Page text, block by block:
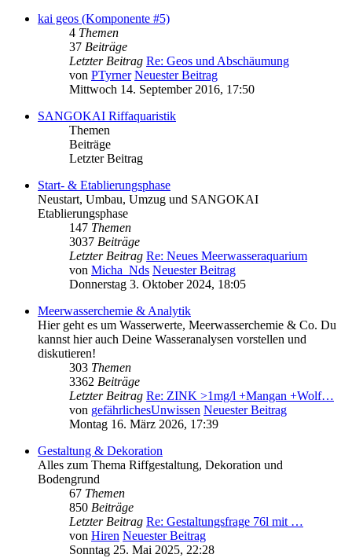
kai geos (Komponente #5)
4 Themen
37 Beiträge
Letzter Beitrag Re: Geos und Abschäumung
von PTyrner Neuester Beitrag
Mittwoch 14. September 2016, 17:50
SANGOKAI Riffaquaristik
Themen
Beiträge
Letzter Beitrag
Start- & Etablierungsphase
Neustart, Umbau, Umzug und SANGOKAI
Etablierungsphase
147 Themen
3037 Beiträge
Letzter Beitrag Re: Neues Meerwasseraquarium
von Micha_Nds Neuester Beitrag
Donnerstag 3. Oktober 2024, 18:05
Meerwasserchemie & Analytik
Hier geht es um Wasserwerte, Meerwasserchemie & Co. Du
kannst hier auch Deine Wasseranalysen vorstellen und
diskutieren!
303 Themen
3362 Beiträge
Letzter Beitrag Re: ZINK >1mg/l +Mangan +Wolf…
von gefährlichesUnwissen Neuester Beitrag
Montag 16. März 2026, 17:39
Gestaltung & Dekoration
Alles zum Thema Riffgestaltung, Dekoration und
Bodengrund
67 Themen
850 Beiträge
Letzter Beitrag Re: Gestaltungsfrage 76l mit …
von Hiren Neuester Beitrag
Sonntag 25. Mai 2025, 22:28